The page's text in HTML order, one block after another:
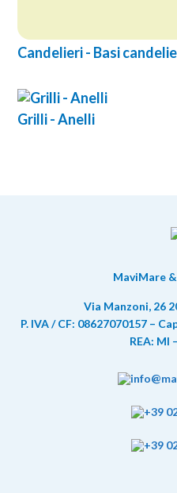
Candelieri - Basi
Grilli - Anelli
MaviMare
Via Manzoni, 26
P. IVA / CF: 08627070157 –
REA: MI
+39
+39